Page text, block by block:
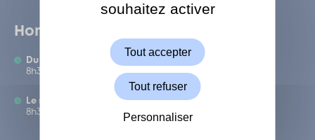
Horaires
Du lundi au vendredi :
8h30-12h/13h-17h
Le samedi :
8h30-12h
ShareThis est désactivé.
souhaitez activer
Tout accepter
Tout refuser
Personnaliser